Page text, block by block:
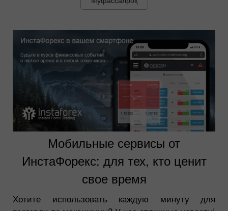
Мобильные сервисы от
ИнстаФорекс: для тех, кто ценит
свое время
Хотите использовать каждую минуту для